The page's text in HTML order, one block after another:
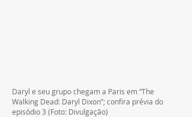
Daryl e seu grupo chegam a Paris em “The
Walking Dead: Daryl Dixon”; confira prévia do
episódio 3 (Foto: Divulgação)